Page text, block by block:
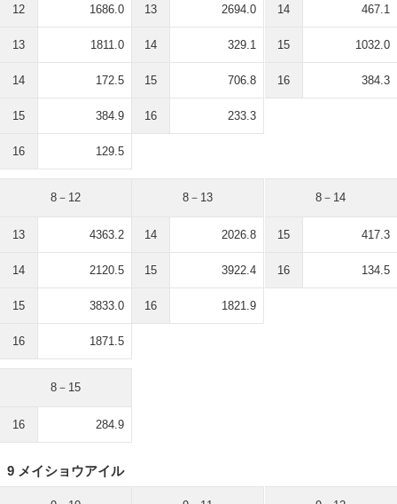
12 1686.0
13 1811.0
14 172.5
15 384.9
16 129.5
13 2694.0
14 329.1
15 706.8
16 233.3
14 467.1
15 1032.0
16 384.3
8－12
13 4363.2
14 2120.5
15 3833.0
16 1871.5
8－13
14 2026.8
15 3922.4
16 1821.9
8－14
15 417.3
16 134.5
8－15
16 284.9
9 メイショウアイル